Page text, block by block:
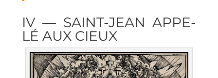
IV — SAINT-JEAN APPE­
LÉ AUX CIEUX